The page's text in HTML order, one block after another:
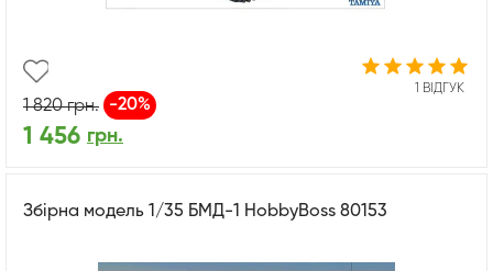
1 ВІДГУК
1 820грн. -20%
1 456 грн.
Збірна модель 1/35 БМД-1 HobbyBoss 80153